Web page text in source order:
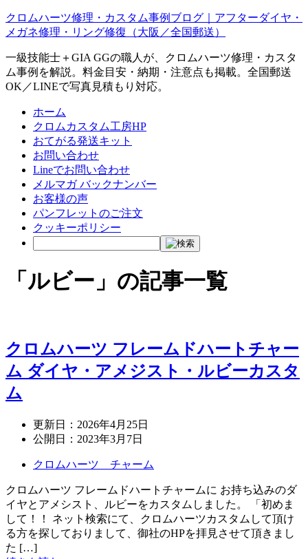
クロムハーツ修理・カスタム事例ブログ｜アフターダイヤ・
メガネ修理・リング修復（大阪／全国郵送）
一級技能士＋GIA GGの職人が、クロムハーツ修理・カスタ
ム事例を解説。料金目安・納期・注意点も掲載。全国郵送
OK／LINEで写真見積もり対応。
ホーム
クロムカスタム工房HP
おてがる発送キット
お問い合わせ
Lineでお問い合わせ
メルマガ バックナンバー
お客様の声
パンフレットのご注文
クッキーポリシー
「ルビー」の記事一覧
クロムハーツ フレームドハートチャー
ム ダイヤ・アメジスト・ルビーカスタ
ム
更新日： 2026年4月25日
公開日： 2023年3月7日
クロムハーツ チャーム
クロムハーツ フレームドハートチャームに お持ち込みのダ
イヤとアメシスト、ルビーをカスタムしました。 「初めま
して！！ ネット検索にて、クロムハーツカスタムして頂け
る方を探しておりまして、御社のHPを拝見させて頂きまし
た […]